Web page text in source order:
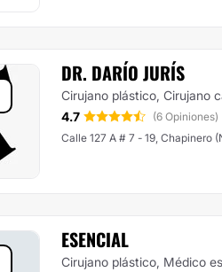
DR. DARÍO JURÍS
Cirujano plástico, Cirujano
4.7
(6 Opiniones)
Calle 127 A # 7 - 19, Chapinero
ESENCIAL
Cirujano plástico, Médico